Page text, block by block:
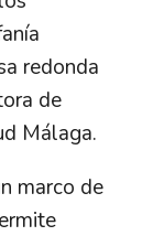
redonda
de
Málaga.
marco de